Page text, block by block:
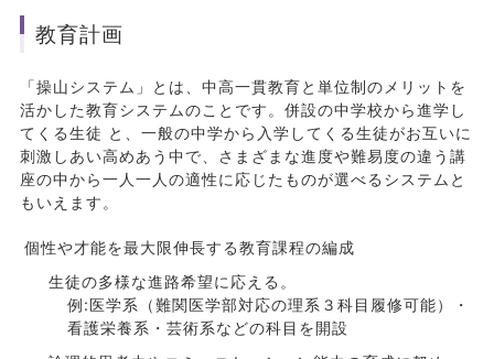
教育計画
「操山システム」とは、中高一貫教育と単位制のメリットを
活かした教育システムのことです。併設の中学校から進学し
てくる生徒 と、一般の中学から入学してくる生徒がお互いに
刺激しあい高めあう中で、さまざまな進度や難易度の違う講
座の中から一人一人の適性に応じたものが選べるシステムと
もいえます。
個性や才能を最大限伸長する教育課程の編成
生徒の多様な進路希望に応える。
例:医学系（難関医学部対応の理系３科目履修可能）・
看護栄養系・芸術系などの科目を開設